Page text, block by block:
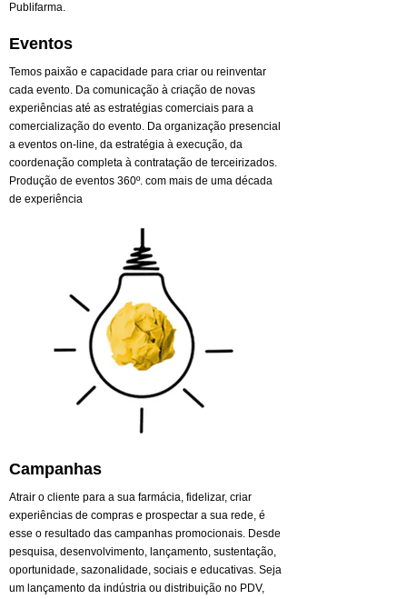
Publifarma.
Eventos
Temos paixão e capacidade para criar ou reinventar
cada evento. Da comunicação à criação de novas
experiências até as estratégias comerciais para a
comercialização do evento. Da organização presencial
a eventos on-line, da estratégia à execução, da
coordenação completa à contratação de terceirizados.
Produção de eventos 360º. com mais de uma década
de experiência
Campanhas
Atrair o cliente para a sua farmácia, fidelizar, criar
experiências de compras e prospectar a sua rede, é
esse o resultado das campanhas promocionais. Desde
pesquisa, desenvolvimento, lançamento, sustentação,
oportunidade, sazonalidade, sociais e educativas. Seja
um lançamento da indústria ou distribuição no PDV,